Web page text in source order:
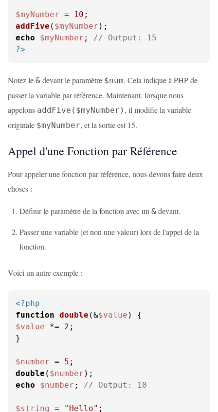
$myNumber = 10
addFive ( $myNumber
echo
$myNumber ; // Output: 15
?>
Notez le & devant le paramètre $num. Cela indique à PHP de
passer la variable par référence. Maintenant, lorsque nous
appelons addFive($myNumber) , il modifie la variable
originale $myNumber, et la sortie est 15.
Appel d'une Fonction par Référence
Pour appeler une fonction par référence, nous devons faire deux
choses :
Définir le paramètre de la fonction avec un & devant.
Passer une variable (et non une valeur) lors de l'appel de la
fonction.
Voici un autre exemple :
<?php
function double (&$value )
$value *= 2 ;
}
$number = 5
double ( $number
echo
$number ; // Output: 10
$string = "Hello"